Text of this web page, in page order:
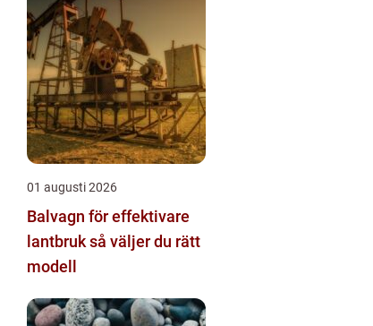
01 augusti 2026
Balvagn för effektivare
lantbruk så väljer du rätt
modell